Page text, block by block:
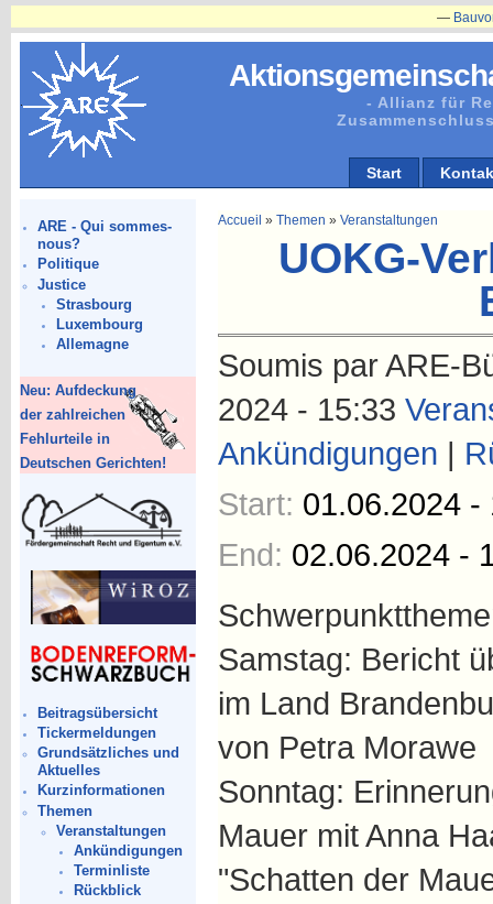
- Allianz für
Start
ARE - Qui sommes-
nous?
Politique
Justice
Strasbourg
Luxembourg
Allemagne
Neu: Aufdeckung
der zahlreichen
Fehlurteile in
Deutschen Gerichten!
Beitragsübersicht
Tickermeldungen
Grundsätzliches und
Aktuelles
Kurzinformationen
Themen
Veranstaltungen
Ankündigungen
Terminliste
Rückblick
Accueil » Themen » Veranstaltungen
UOKG-
Soumis par ARE-
2024 - 15:33
Ankündigungen |
Start: 01.06.2024 -
End: 02.06.2024 -
Samstag: Bericht
im Land
von Petra Morawe
Sonntag:
Mauer mit Anna
"Schatten der